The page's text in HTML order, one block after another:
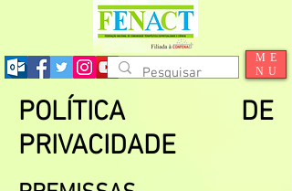
ME
NU
POLÍTICA DE
PRIVACIDADE